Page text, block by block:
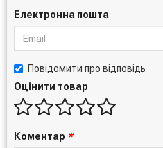
Електронна пошта
Повідомити про відповідь
Оцінити товар
Коментар *